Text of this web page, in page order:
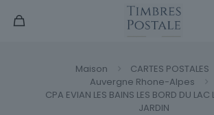
Maison
CARTES POSTALES
Auvergne Rhone-Alpes
CPA EVIAN LES BAINS LES BORD DU LAC
JARDIN